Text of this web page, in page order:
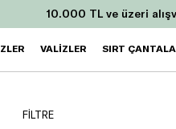
10.000 TL ve üzeri
VALİZLER SIRT
FİLTRE